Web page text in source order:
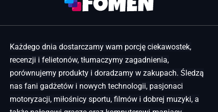
Każdego dnia dostarczamy wam porcję ciekawostek,
recenzji i felietonów, tłumaczymy zagadnienia,
porównujemy produkty i doradzamy w zakupach. Śledzą
nas fani gadżetów i nowych technologii, pasjonaci
motoryzacji, miłośnicy sportu, filmów i dobrej muzyki, a